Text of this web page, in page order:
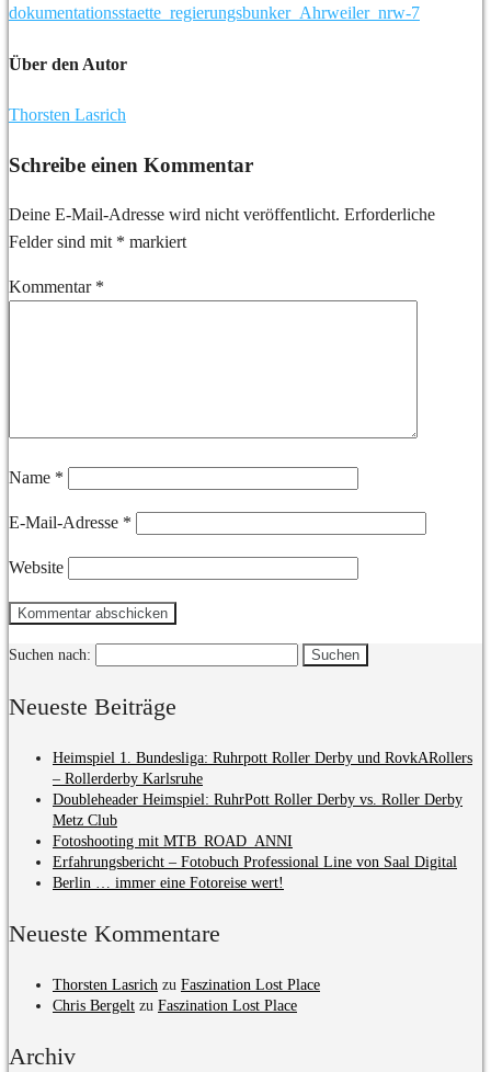
Über den Autor
Thorsten Lasrich
Schreibe einen Kommentar
Deine E-Mail-Adresse wird nicht veröffentlicht. Erforderliche
Felder sind mit * markiert
Kommentar *
Name *
E-Mail-Adresse *
Website
Suchen nach:
Neueste Beiträge
Heimspiel 1. Bundesliga: Ruhrpott Roller Derby und RovkARollers
– Rollerderby Karlsruhe
Doubleheader Heimspiel: RuhrPott Roller Derby vs. Roller Derby
Metz Club
Fotoshooting mit MTB_ROAD_ANNI
Erfahrungsbericht – Fotobuch Professional Line von Saal Digital
Berlin … immer eine Fotoreise wert!
Neueste Kommentare
Thorsten Lasrich zu Faszination Lost Place
Chris Bergelt zu Faszination Lost Place
Archiv